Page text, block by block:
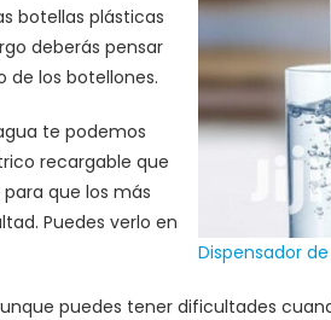
Dispensador
botellas plásticas
deberás pensar
los botellones.
te podemos
recargable que
que los más
Puedes verlo en
puedes tener dificultades